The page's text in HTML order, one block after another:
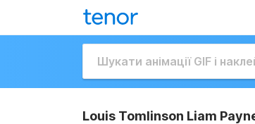
Louis Tomlinson Liam